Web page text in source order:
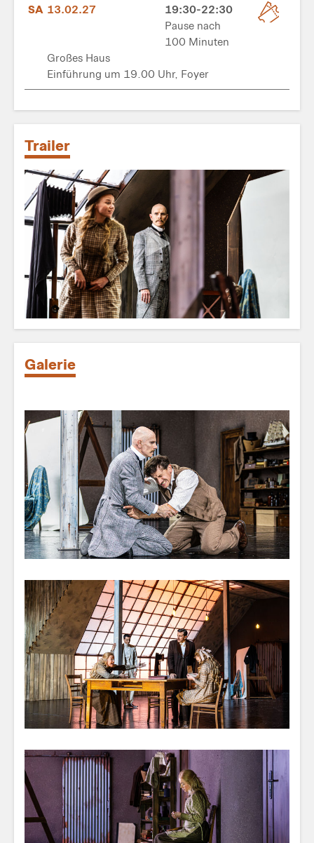
SA 13.02.27
19:30-22:30
Pause nach
100 Minuten
Großes Haus
Einführung um 19.00 Uhr, Foyer
Trailer
Galerie